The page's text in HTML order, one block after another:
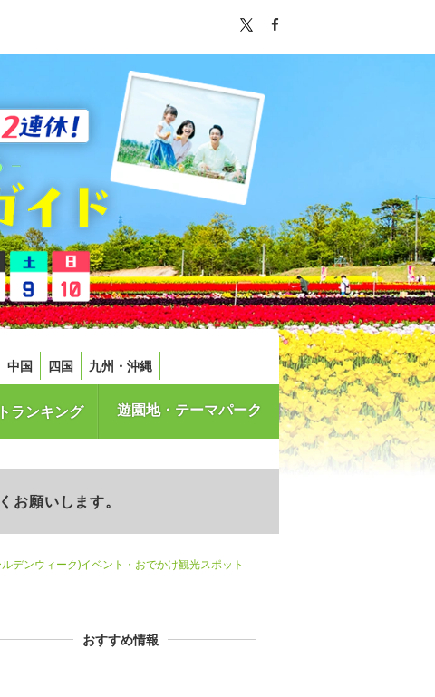
中国 四国 九州・沖縄
ランキング 遊園地・テーマパーク
願いします。
デンウィーク)イベント・おでかけ観光スポット
おすすめ情報